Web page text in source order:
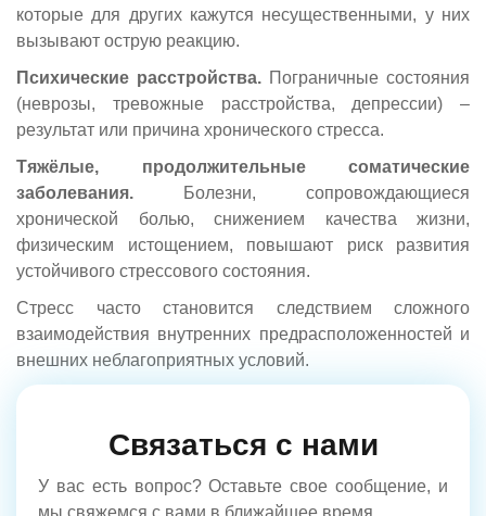
которые для других кажутся несущественными, у них
вызывают острую реакцию.
Психические расстройства. Пограничные состояния
(неврозы, тревожные расстройства, депрессии) –
результат или причина хронического стресса.
Тяжёлые, продолжительные соматические
заболевания.
Болезни, сопровождающиеся
хронической болью, снижением качества жизни,
физическим истощением, повышают риск развития
устойчивого стрессового состояния.
Стресс часто становится следствием сложного
взаимодействия внутренних предрасположенностей и
внешних неблагоприятных условий.
Связаться с нами
У вас есть вопрос? Оставьте свое сообщение, и